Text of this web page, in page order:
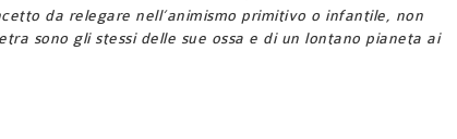
da relegare nell’animismo primitivo o infantile, non
sono gli stessi delle sue ossa e di un lontano pianeta ai